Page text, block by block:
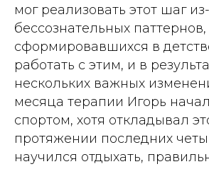
мог реализовать этот шаг
бессознательных паттернов,
сформировавшихся в
работать с этим, и в
нескольких важных
месяца терапии Игорь
спортом, хотя откладывал
протяжении последних
научился отдыхать,